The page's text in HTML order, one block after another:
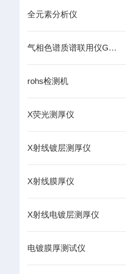
全元素分析仪
气相色谱质谱联用仪GC-MS
rohs检测机
X荧光测厚仪
X射线镀层测厚仪
X射线膜厚仪
X射线电镀层测厚仪
电镀膜厚测试仪